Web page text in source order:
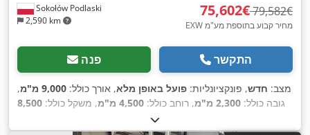
Sokołów Podlaski
2,590 km
‏75,602 ‏€ ‏79,582 ‏€
EXW מחיר קבוע בתוספת מע"מ
פנה התקשר
מצב: חדש, פונקציונליות: פועל באופן מלא, אורך כולל: 9,000 מ"מ
,
גובה כולל: 2,300 מ"מ , רוחב כולל: 4,500 מ"מ , משקל כולל: 8,500
קצב הזנה ציר Z:
30 מ'/דקה, משקל חומר העבודה (מקס'):900 ק"ג
,